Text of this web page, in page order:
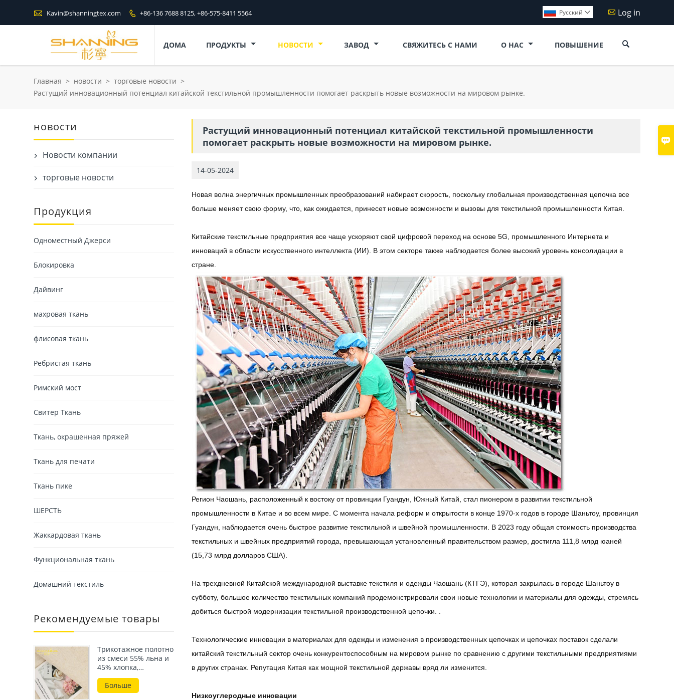

 Kavin@shanningtex.com  +86-136 7688 8125, +86-575-8411 5564  Log in
Pусский 
ДОМА ПРОДУКТЫ НОВОСТИ ЗАВОД СВЯЖИТЕСЬ С НАМИ О НАС ПОВЫШЕНИЕ 
Главная > новости > торговые новости >
Растущий инновационный потенциал китайской текстильной промышленности помогает раскрыть новые возможности на мировом рынке.
Растущий инновационный потенциал китайской текстильной промышленности
помогает раскрыть новые возможности на мировом рынке.
14-05-2024
Новая волна энергичных промышленных преобразований набирает скорость, поскольку глобальная производственная цепочка все
больше меняет свою форму, что, как ожидается, принесет новые возможности и вызовы для текстильной промышленности Китая.
Китайские текстильные предприятия все чаще ускоряют свой цифровой переход на основе 5G, промышленного Интернета и
инноваций в области искусственного интеллекта (ИИ). В этом секторе также наблюдается более высокий уровень консолидации в
стране.
Регион Чаошань, расположенный к востоку от провинции Гуандун, Южный Китай, стал пионером в развитии текстильной
промышленности в Китае и во всем мире. С момента начала реформ и открытости в конце 1970-х годов в городе Шаньтоу, провинция
Гуандун, наблюдается очень быстрое развитие текстильной и швейной промышленности. В 2023 году общая стоимость производства
текстильных и швейных предприятий города, превышающая установленный правительством размер, достигла 111,8 млрд юаней
(15,73 млрд долларов США).
На трехдневной Китайской международной выставке текстиля и одежды Чаошань (КТГЭ), которая закрылась в городе Шаньтоу в
субботу, большое количество текстильных компаний продемонстрировали свои новые технологии и материалы для одежды, стремясь
добиться быстрой модернизации текстильной производственной цепочки. .
Технологические инновации в материалах для одежды и изменения в производственных цепочках и цепочках поставок сделали
китайский текстильный сектор очень конкурентоспособным на мировом рынке по сравнению с другими текстильными предприятиями
в других странах. Репутация Китая как мощной текстильной державы вряд ли изменится.
Низкоуглеродные инновации
новости
 Новости компании
 торговые новости
Продукция
Одноместный Джерси
Блокировка
Дайвинг
махровая ткань
флисовая ткань
Ребристая ткань
Римский мост
Свитер Ткань
Ткань, окрашенная пряжей
Ткань для печати
Ткань пике
ШЕРСТЬ
Жаккардовая ткань
Функциональная ткань
Домашний текстиль
Рекомендуемые товары
Трикотажное полотно
из смеси 55% льна и
45% хлопка,
плотность 170 г/м²,
идеально подходит
для летней одежды.
Больше